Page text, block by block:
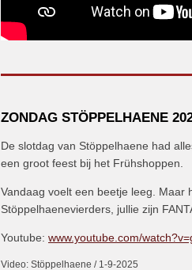
ZONDAG STÖPPELHAENE
De slotdag van Stöppelhaene had
een groot feest bij het Frühshoppen.
Vandaag voelt een beetje leeg. Maar
Stöppelhaenevierders, jullie zijn
Youtube: www.youtube.com/
Video: Stöppelhaene / 1-9-2025